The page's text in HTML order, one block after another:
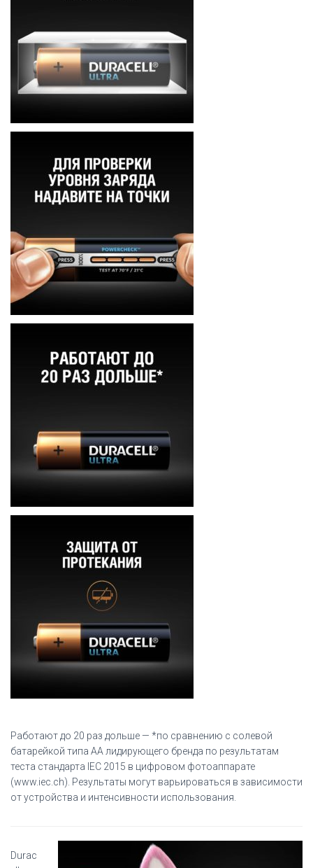
Работают до 20 раз дольше — *по сравнению с солевой
батарейкой типа АА лидирующего бренда по результатам
теста стандарта IEC 2015 в цифровом фотоаппарате
(www.iec.ch). Результаты могут варьироваться в зависимости
от устройства и интенсивности использования.
Durac